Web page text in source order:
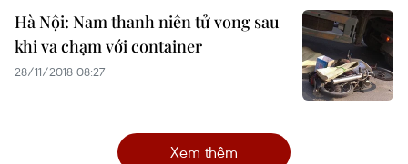
Hà Nội: Nam thanh niên tử vong sau
khi va chạm với container
28/11/2018 08:27
Xem thêm